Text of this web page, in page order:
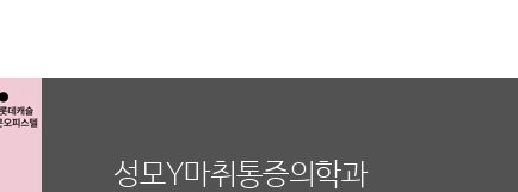
성모Y마취통증의학과